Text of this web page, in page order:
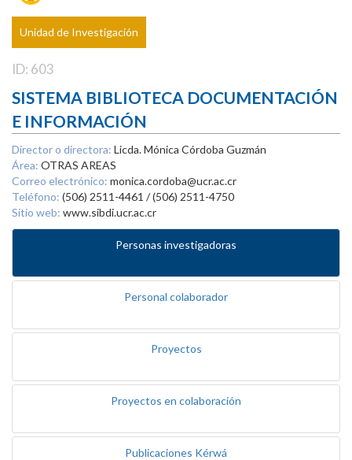
Unidad de Investigación
ID: 603
SISTEMA BIBLIOTECA DOCUMENTACIÓN
E INFORMACIÓN
Director o directora: Licda. Mónica Córdoba Guzmán
Área: OTRAS AREAS
Correo electrónico: monica.cordoba@ucr.ac.cr
Teléfono: (506) 2511-4461 / (506) 2511-4750
Sitio web: www.sibdi.ucr.ac.cr
Personas investigadoras
Personal colaborador
Proyectos
Proyectos en colaboración
Publicaciones Kérwá